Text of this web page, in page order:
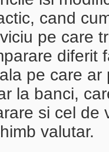
cand
pe care
diferit
pe care
la banci,
si cel de
valutar.